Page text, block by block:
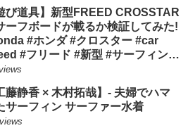
び道具】新型FREED CROSSTAR
ーフボードが載るか検証してみた!
#ホンダ #クロスター #car
新型 #サーフィン
グボード
藤静香 × 木村拓哉】- 夫婦でハマ
サーフィン サーファー水着